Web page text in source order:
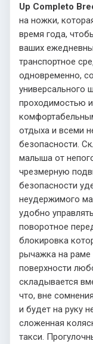
Up Completo
на ножки,
время года,
ваших
транспортное
одновременно,
универсального
проходимостью
отдыха и всеми
безопасности.
малыша от
чрезмерную
безопасности
неудержимого
удобно
поворотное
блокировка
рычажка на раме
поверхности
складывается
что, вне
и будет на руку
сложенная
такси.